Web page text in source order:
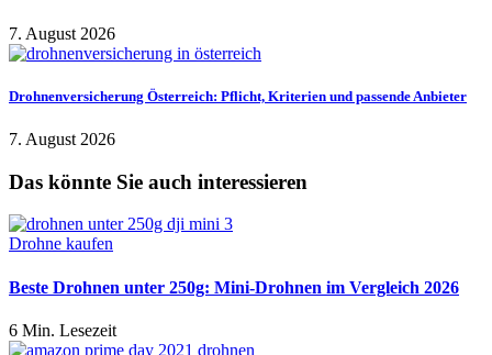
7. August 2026
Drohnenversicherung Österreich: Pflicht, Kriterien und passende Anbieter
7. August 2026
Das könnte Sie auch interessieren
Drohne kaufen
Beste Drohnen unter 250g: Mini-Drohnen im Vergleich 2026
6 Min. Lesezeit